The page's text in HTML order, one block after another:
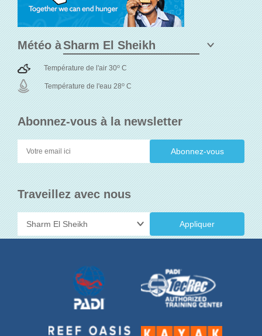
Abonnez-vous à la newsletter
Traveillez avec nous
Appliquer
Météo à
Température de l'air 30o C
Température de l'eau 28o C